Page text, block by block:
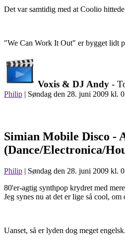
Det var samtidig med at Coolio
"We Can Work It Out" er bygget lidt
Voxis & DJ Andy -
Philip | Søndag den 28. juni 2009 kl.
Simian Mobile Disco -
(Dance/Electronica/
Philip | Søndag den 28. juni 2009 kl.
80'er-agtig synthpop krydret med
Jeg synes nu at det er lige så cool,
Uanset, så er lyden dog meget engelsk.